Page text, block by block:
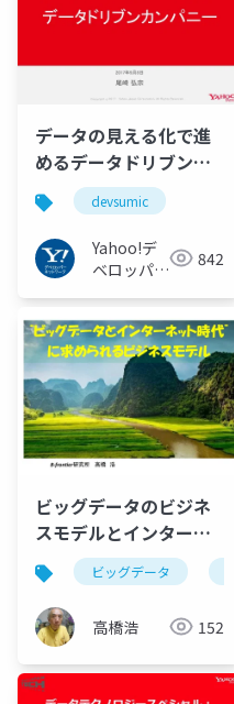
データの見える化で進
めるデータドリブンカ
ンパニー #devsumiC
devsumic
Yahoo!デ
ベロッパー
842
ビッグデータのビジネ
スモデルとインターネ
ット文化ビッグデータ
高橋浩 152